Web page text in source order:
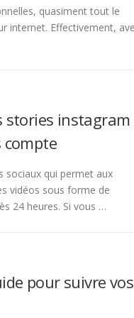
quasiment tout le
internet. Effectivement,
stories instagram
compte
sociaux qui permet aux
vidéos sous forme de
24 heures. Si vous …
pour suivre vos